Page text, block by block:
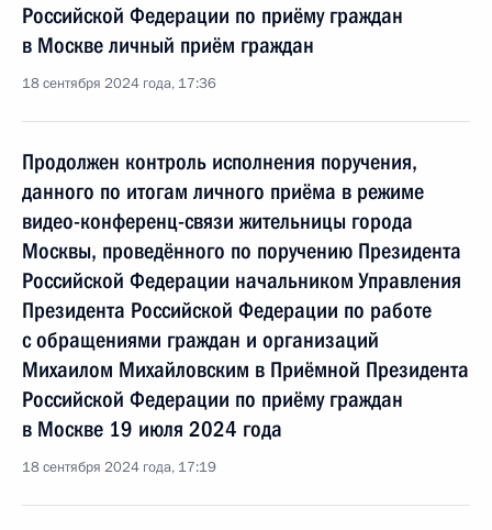
Российской Федерации по приёму граждан
в Москве личный приём граждан
18 сентября 2024 года, 17:36
Продолжен контроль исполнения поручения,
данного по итогам личного приёма в режиме
видео-конференц-связи жительницы города
Москвы, проведённого по поручению Президента
Российской Федерации начальником Управления
Президента Российской Федерации по работе
с обращениями граждан и организаций
Михаилом Михайловским в Приёмной Президента
Российской Федерации по приёму граждан
в Москве 19 июля 2024 года
18 сентября 2024 года, 17:19